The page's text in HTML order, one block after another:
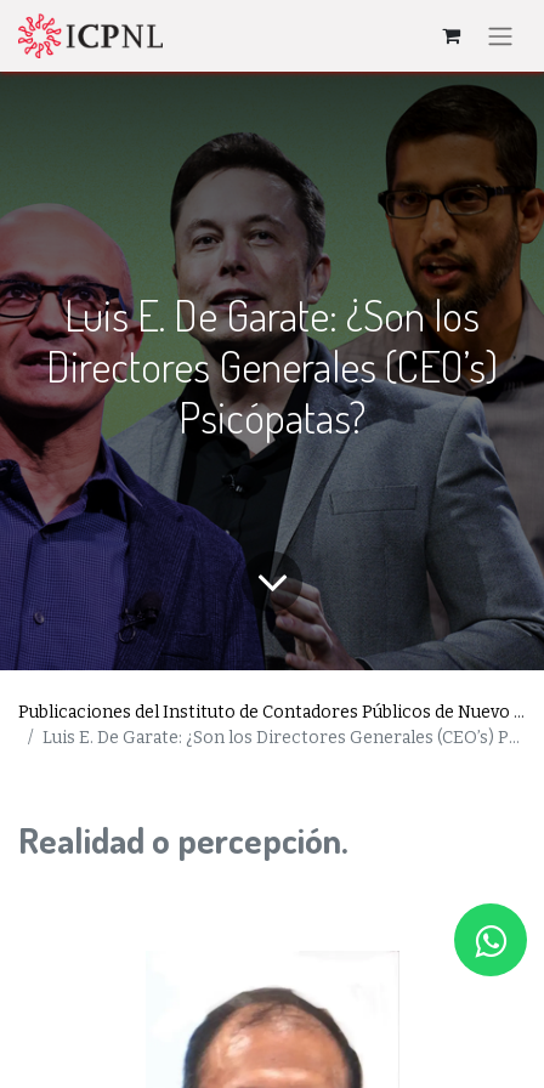
Luis E. De Garate: ¿Son los
Directores Generales (CEO’s)
Psicópatas?
Publicaciones del Instituto de Contadores Públicos de Nuevo León
Luis E. De Garate: ¿Son los Directores Generales (CEO’s) Psicópatas?
Realidad o percepción.